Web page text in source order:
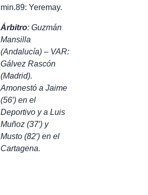
min.89: Yeremay.
Árbitro: Guzmán
Mansilla
(Andalucía) – VAR:
Gálvez Rascón
(Madrid).
Amonestó a Jaime
(56′) en el
Deportivo y a Luis
Muñoz (37′) y
Musto (82′) en el
Cartagena.